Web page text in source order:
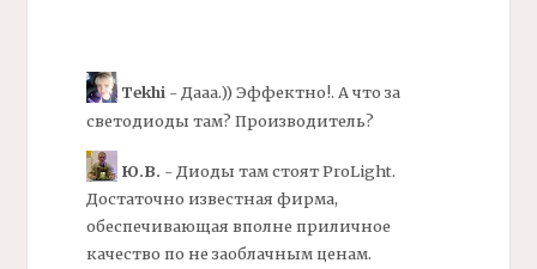
Tekhi- Дааа.)) Эффектно!. А что за
светодиоды там? Производитель?
Ю.В. - Диоды там стоят ProLight.
Достаточно известная фирма,
обеспечивающая вполне приличное
качество по не заоблачным ценам.